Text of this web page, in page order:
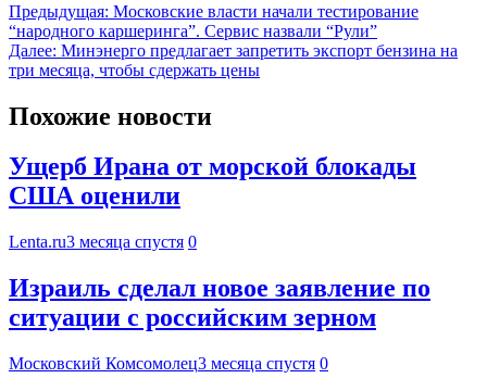
Предыдущая: Московские власти начали тестирование
“народного каршеринга”. Сервис назвали “Рули”
Далее: Минэнерго предлагает запретить экспорт бензина на
три месяца, чтобы сдержать цены
Похожие новости
Ущерб Ирана от морской блокады
США оценили
Lenta.ru3 месяца спустя 0
Израиль сделал новое заявление по
ситуации с российским зерном
Московский Комсомолец3 месяца спустя 0